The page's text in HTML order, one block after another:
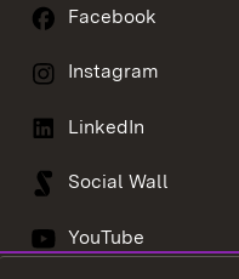
Facebook
Instagram
LinkedIn
Social Wall
YouTube